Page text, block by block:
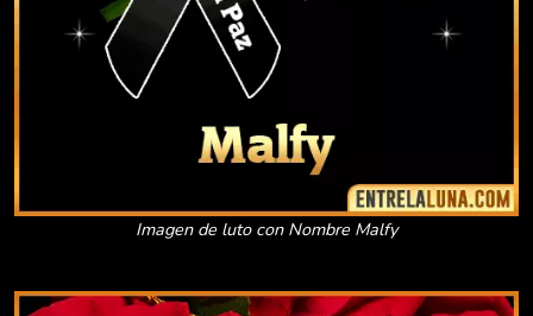
Imagen de luto con Nombre Malfy